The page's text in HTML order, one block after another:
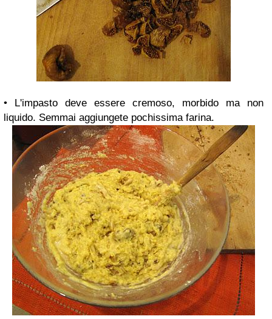
• L'impasto deve essere cremoso, morbido ma non
liquido. Semmai aggiungete pochissima farina.